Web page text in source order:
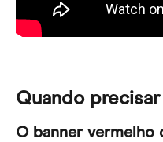
Quando
O banner vermelho